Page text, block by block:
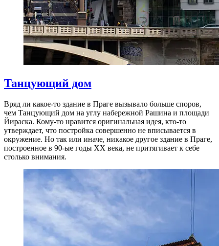
Танцующий дом
Вряд ли какое-то здание в Праге вызывало больше споров,
чем Танцующий дом на углу набережной Рашина и площади
Йираска. Кому-то нравится оригинальная идея, кто-то
утверждает, что постройка совершенно не вписывается в
окружение. Но так или иначе, никакое другое здание в Праге,
построенное в 90-ые годы XX века, не притягивает к себе
столько внимания.